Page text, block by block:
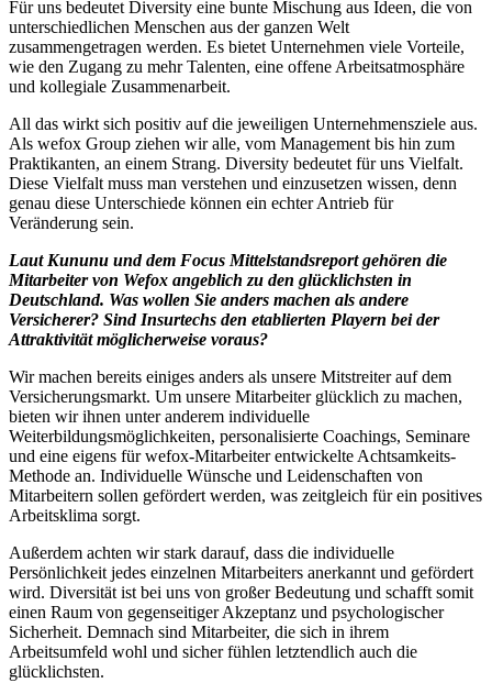
Für uns bedeutet Diversity eine bunte Mischung aus Ideen, die von
unterschiedlichen Menschen aus der ganzen Welt
zusammengetragen werden. Es bietet Unternehmen viele Vorteile,
wie den Zugang zu mehr Talenten, eine offene Arbeitsatmosphäre
und kollegiale Zusammenarbeit.
All das wirkt sich positiv auf die jeweiligen Unternehmensziele aus.
Als wefox Group ziehen wir alle, vom Management bis hin zum
Praktikanten, an einem Strang. Diversity bedeutet für uns Vielfalt.
Diese Vielfalt muss man verstehen und einzusetzen wissen, denn
genau diese Unterschiede können ein echter Antrieb für
Veränderung sein.
Laut Kununu und dem Focus Mittelstandsreport gehören die
Mitarbeiter von Wefox angeblich zu den glücklichsten in
Deutschland. Was wollen Sie anders machen als andere
Versicherer? Sind Insurtechs den etablierten Playern bei der
Attraktivität möglicherweise voraus?
Wir machen bereits einiges anders als unsere Mitstreiter auf dem
Versicherungsmarkt. Um unsere Mitarbeiter glücklich zu machen,
bieten wir ihnen unter anderem individuelle
Weiterbildungsmöglichkeiten, personalisierte Coachings, Seminare
und eine eigens für wefox-Mitarbeiter entwickelte Achtsamkeits-
Methode an. Individuelle Wünsche und Leidenschaften von
Mitarbeitern sollen gefördert werden, was zeitgleich für ein positives
Arbeitsklima sorgt.
Außerdem achten wir stark darauf, dass die individuelle
Persönlichkeit jedes einzelnen Mitarbeiters anerkannt und gefördert
wird. Diversität ist bei uns von großer Bedeutung und schafft somit
einen Raum von gegenseitiger Akzeptanz und psychologischer
Sicherheit. Demnach sind Mitarbeiter, die sich in ihrem
Arbeitsumfeld wohl und sicher fühlen letztendlich auch die
glücklichsten.